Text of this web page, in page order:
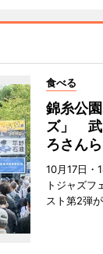
食べる
錦糸公
ズ」 武
ろさん
10月17日・
トジャズフ
スト第2弾